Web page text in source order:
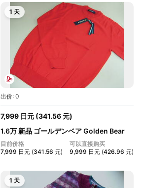
1 天
出价: 0
7,999 日元 (341.56 元)
1.6万 新品 ゴールデンベア Golden Bear
メ...
目前价格
7,999 日元 (341.56 元)
可以直接购买
9,999 日元 (426.96 元)
1 天